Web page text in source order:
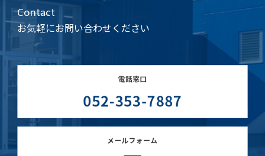
Contact
お気軽にお問い合わせください